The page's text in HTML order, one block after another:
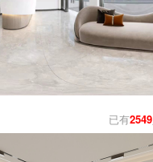
已有2549